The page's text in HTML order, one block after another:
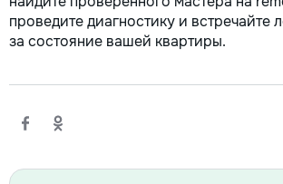
проведите диагностику и встречайте
за состояние вашей квартиры.